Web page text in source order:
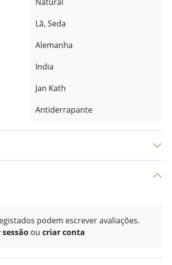
Lã, Seda
Alemanha
India
Jan Kath
Antiderrapante
podem escrever avaliações.
ou criar conta